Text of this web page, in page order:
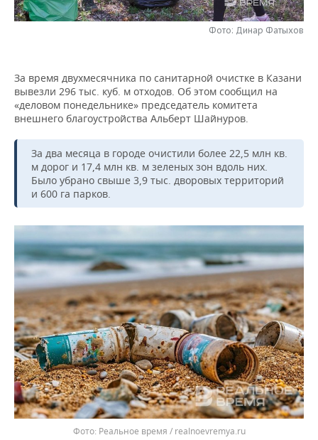
ЭНЕРГЕТИКА
ОТКРЫТАЯ ЛЕКЦИЯ
БАСКЕТБОЛ
КИБЕРСПОРТ
ФИГУРНОЕ КАТАНИЕ
ВОДНЫЕ ВИДЫ СПОРТА
ХОККЕЙ С МЯЧОМ
ИНФРАСТРУКТУРА
КУЛЬТУРА
МЕДИЦИНА
ОБРАЗОВАНИЕ
ПРОИСШЕСТВИЯ
СПРАВОЧНИК
СПИСОК ПЕРСОН
СПИСОК КОМПАНИЙ
Фото: Динар Фатыхов
За время двухмесячника по санитарной очистке в Казани
вывезли 296 тыс. куб. м отходов. Об этом сообщил на
«деловом понедельнике» председатель комитета
внешнего благоустройства Альберт Шайнуров.
За два месяца в городе очистили более 22,5 млн кв.
м дорог и 17,4 млн кв. м зеленых зон вдоль них.
Было убрано свыше 3,9 тыс. дворовых территорий
и 600 га парков.
Реальное время / realnoevremya.ru